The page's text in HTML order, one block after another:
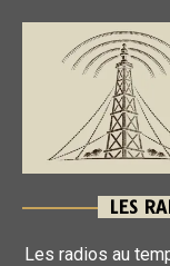
LES
Les radios au